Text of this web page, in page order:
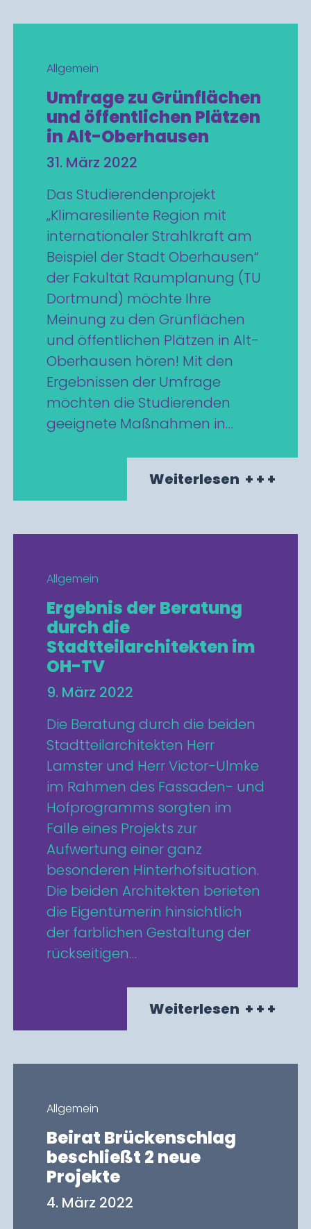
Allgemein
Umfrage zu Grünflächen
und öffentlichen Plätzen
in Alt-Oberhausen
31. März 2022
Das Studierendenprojekt
„Klimaresiliente Region mit
internationaler Strahlkraft am
Beispiel der Stadt Oberhausen“
der Fakultät Raumplanung (TU
Dortmund) möchte Ihre
Meinung zu den Grünflächen
und öffentlichen Plätzen in Alt-
Oberhausen hören! Mit den
Ergebnissen der Umfrage
möchten die Studierenden
geeignete Maßnahmen in…
Weiterlesen + + +
Allgemein
Ergebnis der Beratung
durch die
Stadtteilarchitekten im
OH-TV
9. März 2022
Die Beratung durch die beiden
Stadtteilarchitekten Herr
Lamster und Herr Victor-Ulmke
im Rahmen des Fassaden- und
Hofprogramms sorgten im
Falle eines Projekts zur
Aufwertung einer ganz
besonderen Hinterhofsituation.
Die beiden Architekten berieten
die Eigentümerin hinsichtlich
der farblichen Gestaltung der
rückseitigen…
Weiterlesen + + +
Allgemein
Beirat Brückenschlag
beschließt 2 neue
Projekte
4. März 2022